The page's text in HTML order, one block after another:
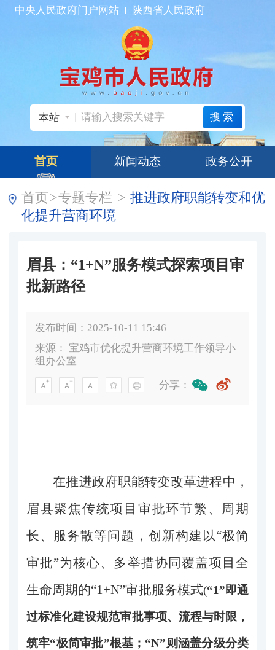
中央人民政府门户网站 陕西省人民政府
本站 搜索
首页 新闻动态 政务公开
首页>专题专栏 > 推进政府职能转变和优
化提升营商环境
眉县：“1+N”服务模式探索项目审
批新路径
发布时间：2025-10-11 15:46
来源： 宝鸡市优化提升营商环境工作领导小
组办公室
分享：
在推进政府职能转变改革进程中，
眉县聚焦传统项目审批环节繁、周期
长、服务散等问题，创新构建以“极简
审批”为核心、多举措协同覆盖项目全
生命周期的“1+N”审批服务模式(“1”即通
过标准化建设规范审批事项、流程与时限，
筑牢“极简审批”根基；“N”则涵盖分级分类